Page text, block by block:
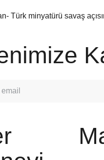
Türk minyatürü savaş